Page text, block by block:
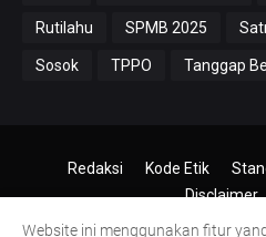
Rutilahu SPMB 2025
Sosok TPPO Tanggap
© 2024-2026
Redaksi Kode Etik
Disclaimer
Website ini menggunakan fitur